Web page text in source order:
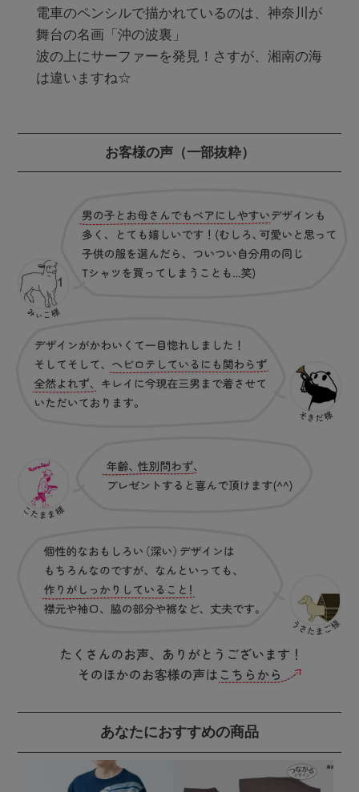
電車のペンシルで描かれているのは、神奈川が
舞台の名画「沖の波裏」
波の上にサーファーを発見！さすが、湘南の海
は違いますね☆
お客様の声（一部抜粋）
あなたにおすすめの商品